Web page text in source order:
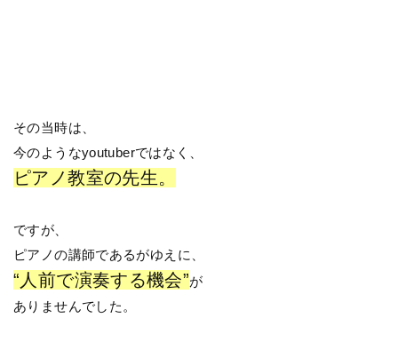
その当時は、
今のようなyoutuberではなく、
ピアノ教室の先生。
ですが、
ピアノの講師であるがゆえに、
“人前で演奏する機会”が
ありませんでした。